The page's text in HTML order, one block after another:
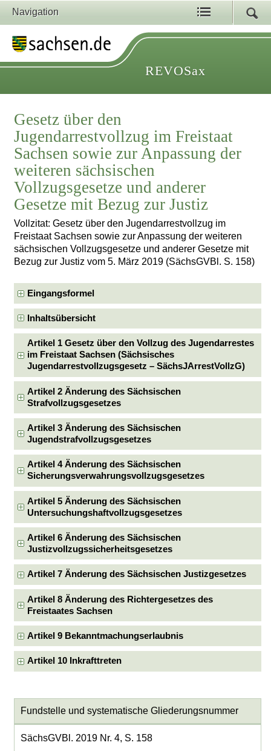
Navigation
REVOSax
Gesetz über den
Jugendarrestvollzug im Freistaat
Sachsen sowie zur Anpassung der
weiteren sächsischen
Vollzugsgesetze und anderer
Gesetze mit Bezug zur Justiz
Vollzitat: Gesetz über den Jugendarrestvollzug im
Freistaat Sachsen sowie zur Anpassung der weiteren
sächsischen Vollzugsgesetze und anderer Gesetze mit
Bezug zur Justiz vom 5. März 2019 (SächsGVBl. S. 158)
Eingangsformel
Inhaltsübersicht
Artikel 1 Gesetz über den Vollzug des Jugendarrestes
im Freistaat Sachsen (Sächsisches
Jugendarrestvollzugsgesetz – SächsJArrestVollzG)
Artikel 2 Änderung des Sächsischen
Strafvollzugsgesetzes
Artikel 3 Änderung des Sächsischen
Jugendstrafvollzugsgesetzes
Artikel 4 Änderung des Sächsischen
Sicherungsverwahrungsvollzugsgesetzes
Artikel 5 Änderung des Sächsischen
Untersuchungshaftvollzugsgesetzes
Artikel 6 Änderung des Sächsischen
Justizvollzugssicherheitsgesetzes
Artikel 7 Änderung des Sächsischen Justizgesetzes
Artikel 8 Änderung des Richtergesetzes des
Freistaates Sachsen
Artikel 9 Bekanntmachungserlaubnis
Artikel 10 Inkrafttreten
Fundstelle und systematische Gliederungsnummer
SächsGVBl. 2019 Nr. 4, S. 158